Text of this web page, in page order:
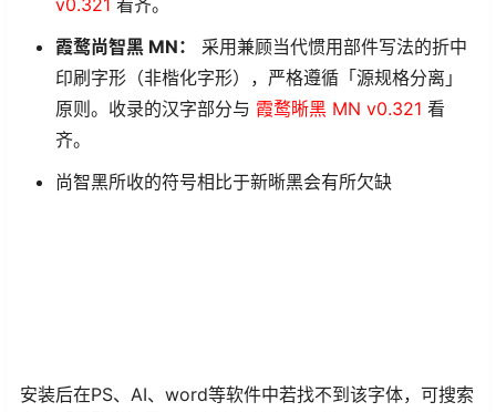
v0.321 看齐。
霞鹜尚智黑 MN：
采用兼顾当代惯用部件写法的折中
印刷字形（非楷化字形），严格遵循「源规格分离」
原则。收录的汉字部分与 霞鹜晰黑 MN v0.321 看
齐。
尚智黑所收的符号相比于新晰黑会有所欠缺
安装后在PS、AI、word等软件中若找不到该字体，可搜索